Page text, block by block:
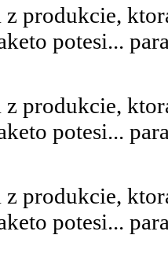
produkcie,
potesi...
produkcie,
potesi...
produkcie,
potesi...